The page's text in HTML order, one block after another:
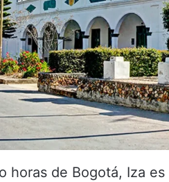
horas de Bogotá, Iza